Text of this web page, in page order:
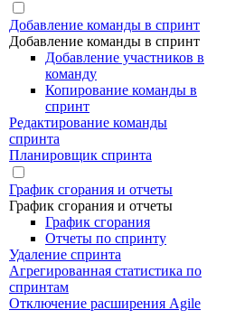
Добавление команды в спринт
Добавление команды в спринт
Добавление участников в
команду
Копирование команды в
спринт
Редактирование команды
спринта
Планировщик спринта
График сгорания и отчеты
График сгорания и отчеты
График сгорания
Отчеты по спринту
Удаление спринта
Агрегированная статистика по
спринтам
Отключение расширения Agile